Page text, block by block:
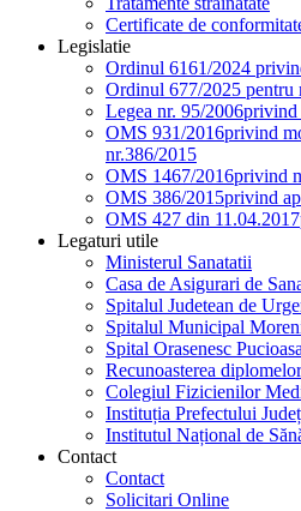
Certificate de
Legislatie
Ordinul 6161/2024
Ordinul 677/2025 pentru
Legea nr. 95/2006privind
OMS 931/2016privind
nr.386/2015
OMS 1467/2016privind
OMS 386/2015privind
OMS 427 din 11.04.2017
Legaturi utile
Ministerul Sanatatii
Casa de Asigurari de
Spitalul Judetean de
Spitalul Municipal
Spital Orasenesc Pucioasa
Recunoasterea
Colegiul Fizicienilor
Instituția Prefectului
Institutul Național de
Contact
Contact
Solicitari Online